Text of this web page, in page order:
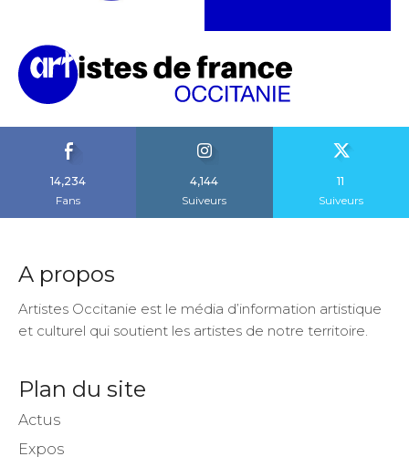
14,234
Fans
4,144
Suiveurs
11
Suiveurs
A propos
Artistes Occitanie est le média d’information artistique
et culturel qui soutient les artistes de notre territoire.
Plan du site
Actus
Expos